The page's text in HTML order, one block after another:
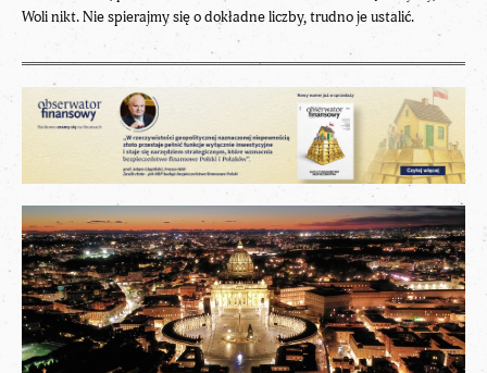
Woli nikt. Nie spierajmy się o dokładne liczby, trudno je ustalić.